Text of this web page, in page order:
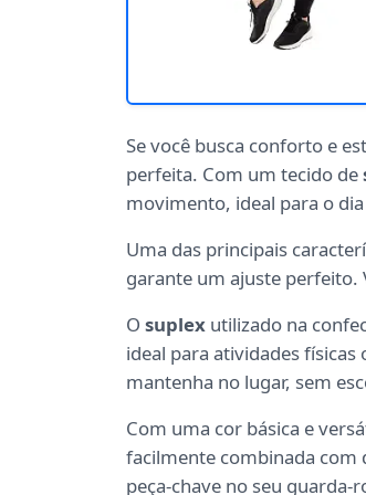
Se você busca conforto e
perfeita. Com um tecido de
movimento, ideal para o dia
Uma das principais
garante um ajuste perfeito.
O suplex utilizado na
ideal para atividades físicas
mantenha no lugar, sem
Com uma cor básica e
facilmente combinada com
peça-chave no seu guarda-